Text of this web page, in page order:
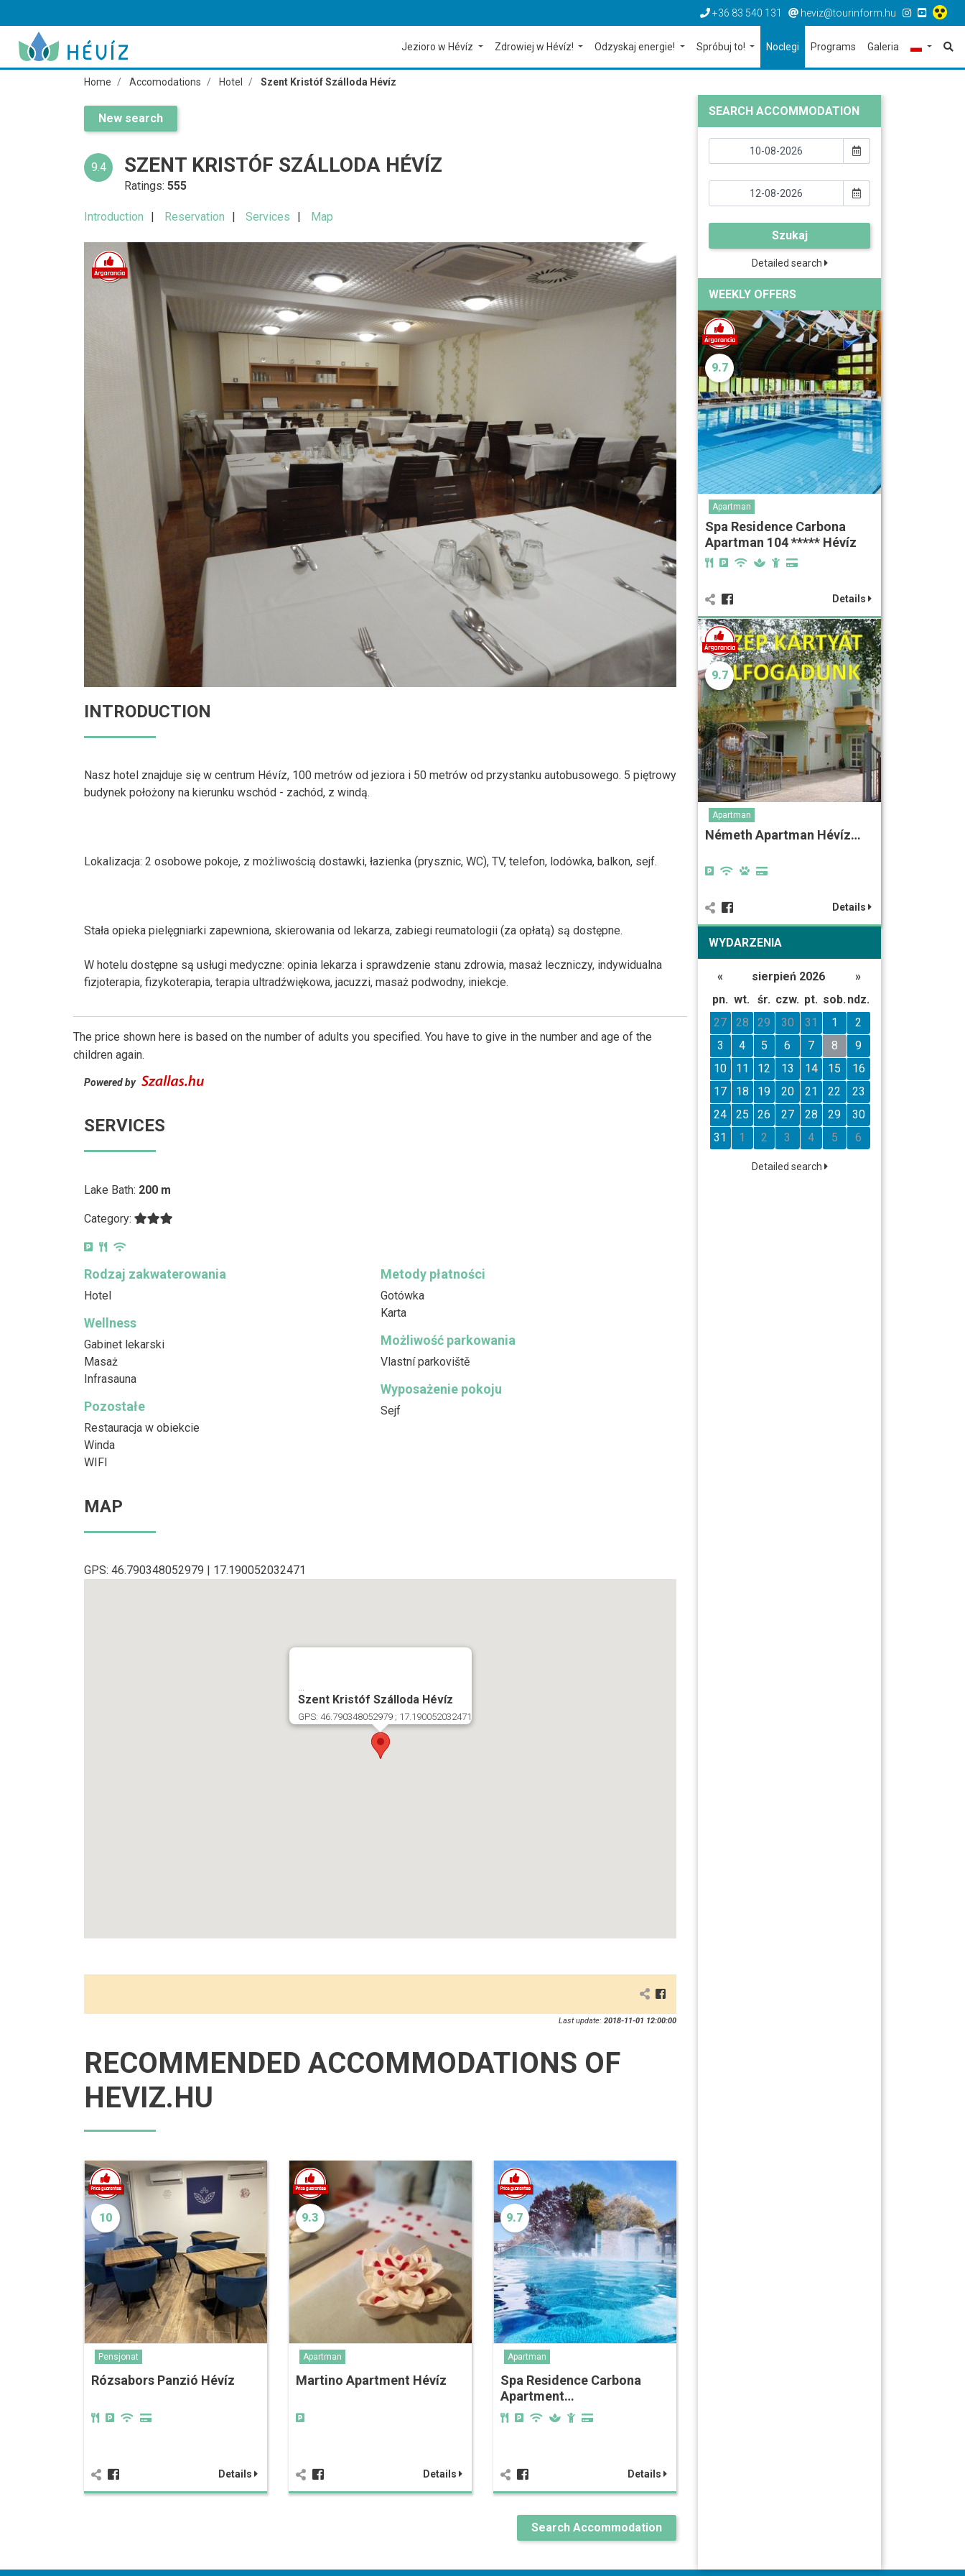
+36 83 540 131 heviz@tourinform.hu
Jezioro w Hévíz Zdrowiej w Hévíz! Odzyskaj energie! Spróbuj to! Noclegi Programs Galeria
Home Accomodations Hotel Szent Kristóf Szálloda Hévíz
New search
9.4 SZENT KRISTÓF SZÁLLODA HÉVÍZ
Ratings:555
Introduction Reservation Services Map
INTRODUCTION
Nasz hotel znajduje się w centrum Hévíz, 100 metrów od jeziora i 50 metrów od przystanku autobusowego. 5 piętrowy
budynek położony na kierunku wschód - zachód, z windą.
Lokalizacja: 2 osobowe pokoje, z możliwością dostawki, łazienka (prysznic, WC), TV, telefon, lodówka, balkon, sejf.
Stała opieka pielęgniarki zapewniona, skierowania od lekarza, zabiegi reumatologii (za opłatą) są dostępne.
W hotelu dostępne są usługi medyczne: opinia lekarza i sprawdzenie stanu zdrowia, masaż leczniczy, indywidualna
fizjoterapia, fizykoterapia, terapia ultradźwiękowa, jacuzzi, masaż podwodny, iniekcje.
The price shown here is based on the number of adults you specified. You have to give in the number and age of the
children again.
Powered by
SERVICES
Lake Bath: 200 m
Category:
Rodzaj zakwaterowania
Hotel
Metody płatności
Gotówka
Karta
Wellness
Gabinet lekarski
Masaż
Infrasauna
Możliwość parkowania
Vlastní parkoviště
Wyposażenie pokoju
Sejf
Pozostałe
Restauracja w obiekcie
Winda
WIFI
MAP
GPS: 46.790348052979 | 17.190052032471
Szent Kristóf Szálloda Hévíz
GPS: 46.790348052979 ; 17.190052032471
Last update: 2018-11-01 12:00:00
RECOMMENDED ACCOMMODATIONS OF
HEVIZ.HU
10
Pensjonat
Rózsabors Panzió Hévíz
Details
9.3
Apartman
Martino Apartment Hévíz
Details
9.7
Apartman
Spa Residence Carbona
Apartment…
Details
Search Accommodation
SEARCH ACCOMMODATION
Szukaj
Detailed search
WEEKLY OFFERS
9.7
Apartman
Spa Residence Carbona
Apartman 104 ***** Hévíz
Details
9.7
Apartman
Németh Apartman Hévíz…
Details
WYDARZENIA
« sierpień 2026
»
pn. wt. śr. czw. pt. sob. ndz.
27
28 29 30 31 1
2
3
4 5 6 7 8
9
10
11 12 13 14 15
16
17
18 19 20 21 22
23
24
25 26 27 28 29
30
31
1 2 3 4 5 6
Detailed search